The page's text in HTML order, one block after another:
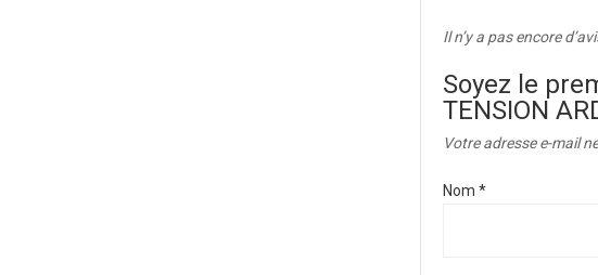
Il n’y a pas encore
Soyez le
TENSION
Votre adresse e-mail
Nom *